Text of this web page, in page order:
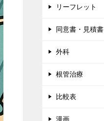
リーフレット
同意書・見積書
外科
根管治療
比較表
漫画